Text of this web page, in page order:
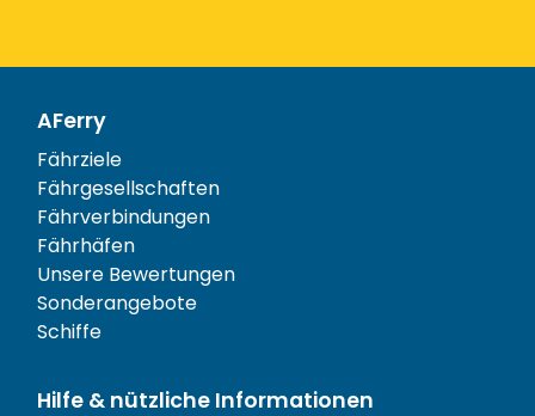
AFerry
Fährziele
Fährgesellschaften
Fährverbindungen
Fährhäfen
Unsere Bewertungen
Sonderangebote
Schiffe
Hilfe & nützliche Informationen